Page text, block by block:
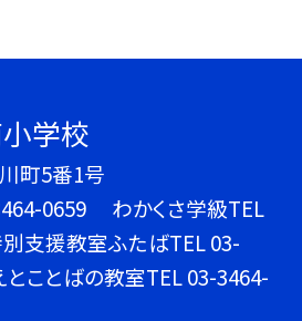
学校
町5番1号
0659 わかくさ学級TEL
支援教室ふたばTEL 03-
ことばの教室TEL 03-3464-